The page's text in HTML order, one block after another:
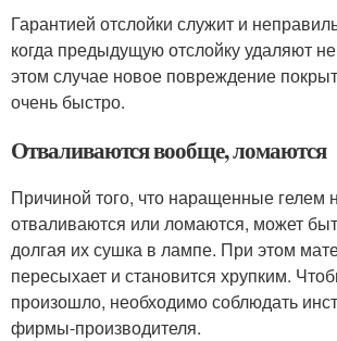
Гарантией отслойки служит и
когда предыдущую отслойку удаляют
этом случае новое повреждение
очень быстро.
Отваливаются вообще, ломаются
Причиной того, что наращенные гелем
отваливаются или ломаются, может
долгая их сушка в лампе. При этом
пересыхает и становится хрупким.
произошло, необходимо соблюдать
фирмы-производителя.